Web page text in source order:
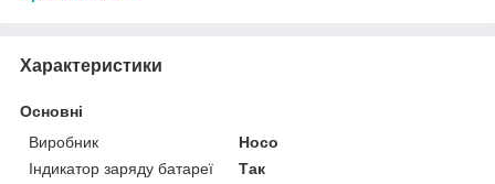
Характеристики
Основні
Виробник
Hoco
Індикатор заряду батареї
Так